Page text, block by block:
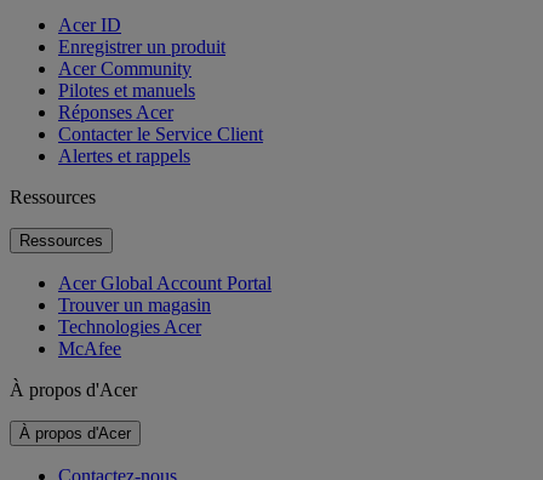
Acer ID
Enregistrer un produit
Acer Community
Pilotes et manuels
Réponses Acer
Contacter le Service Client
Alertes et rappels
Ressources
Ressources
Acer Global Account Portal
Trouver un magasin
Technologies Acer
McAfee
À propos d'Acer
À propos d'Acer